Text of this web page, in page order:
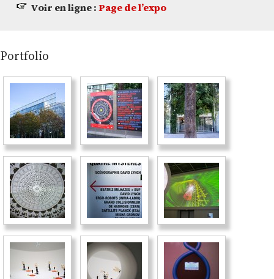
Voir en ligne :Page de l’expo
Portfolio